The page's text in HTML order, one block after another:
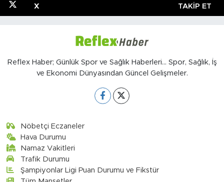
X TAKIP ET
Reflex Haber; Günlük Spor ve Sağlık Haberleri... Spor, Sağlık, İş
ve Ekonomi Dünyasından Güncel Gelişmeler.
Nöbetçi Eczaneler
Hava Durumu
Namaz Vakitleri
Trafik Durumu
Şampiyonlar Ligi Puan Durumu ve Fikstür